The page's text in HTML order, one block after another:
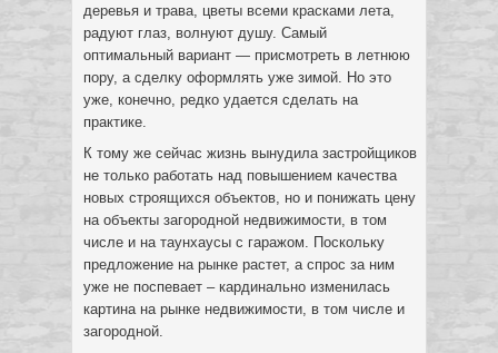
деревья и трава, цветы всеми красками лета,
радуют глаз, волнуют душу. Самый
оптимальный вариант — присмотреть в летнюю
пору, а сделку оформлять уже зимой. Но это
уже, конечно, редко удается сделать на
практике.
К тому же сейчас жизнь вынудила застройщиков
не только работать над повышением качества
новых строящихся объектов, но и понижать цену
на объекты загородной недвижимости, в том
числе и на таунхаусы с гаражом. Поскольку
предложение на рынке растет, а спрос за ним
уже не поспевает – кардинально изменилась
картина на рынке недвижимости, в том числе и
загородной.